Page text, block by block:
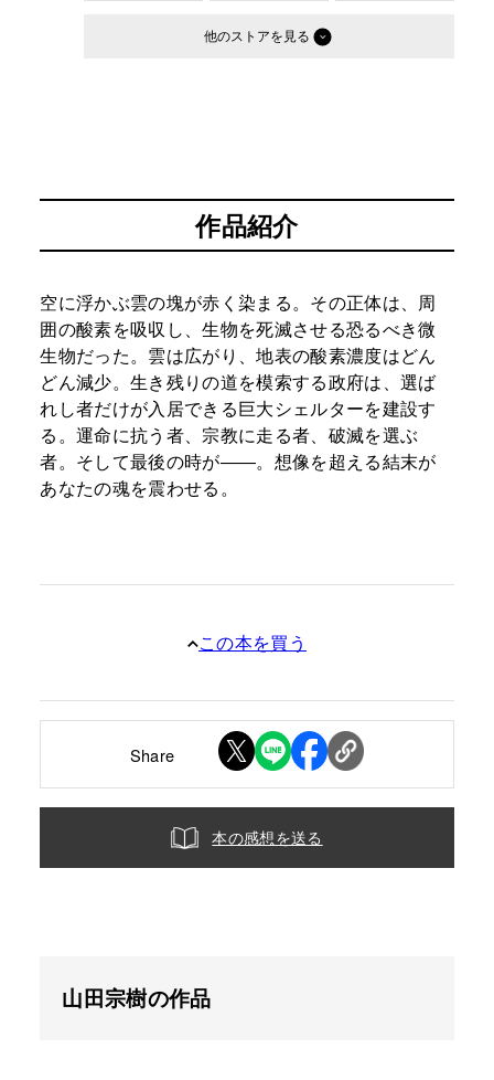
他のストア
作品紹介
空に浮かぶ雲の塊が赤く染まる。その正体は、周
囲の酸素を吸収し、生物を死滅させる恐るべき微
生物だった。雲は広がり、地表の酸素濃度はどん
どん減少。生き残りの道を模索する政府は、選ば
れし者だけが入居できる巨大シェルターを建設す
る。運命に抗う者、宗教に走る者、破滅を選ぶ
者。そして最後の時が――。想像を超える結末が
あなたの魂を震わせる。
この本を買う
Share
本の感想を送る
山田宗樹の作品